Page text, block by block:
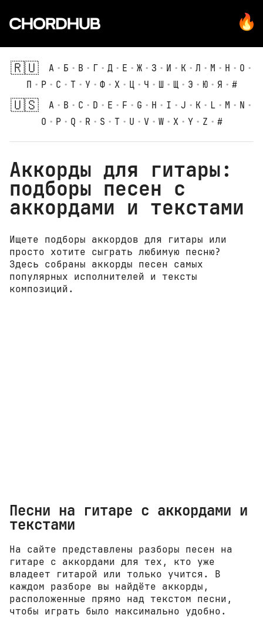
А Б В Г Д Е Ж З И К Л М Н
О
П
Р С Т У Ф Х Ц Ч Ш Щ Э Ю Я
#
A
B C D E F G H I J K L M
N
O
P Q R S T U V W X Y Z #
Аккорды для гитары:
подборы песен с
аккордами и текстами
Ищете подборы аккордов для гитары или
просто хотите сыграть любимую песню?
Здесь собраны аккорды песен самых
популярных исполнителей и тексты
композиций.
Песни на гитаре с аккордами и
текстами
На сайте представлены разборы песен на
гитаре с аккордами для тех, кто уже
владеет гитарой или только учится. В
каждом разборе вы найдёте аккорды,
расположенные прямо над текстом песни,
чтобы играть было максимально удобно.